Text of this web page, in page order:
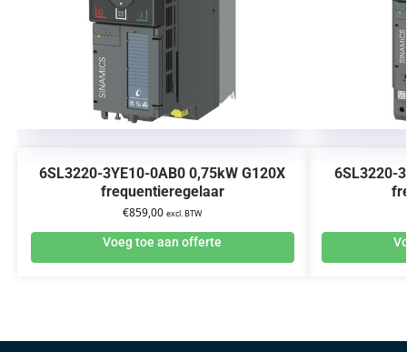
6SL3220-3YE10-0AB0 0,75kW G120X
frequentieregelaar
€859,00 excl. BTW
Voeg toe aan offerte
6SL3220-